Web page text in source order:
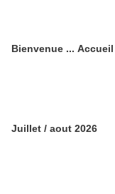
Bienvenue ... Accueil
Juillet / aout 2026